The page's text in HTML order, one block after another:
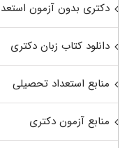
دکتری بدون آزمون
دانلود کتاب زبان دکتری
منابع استعداد تحصیلی
منابع آزمون دکتری